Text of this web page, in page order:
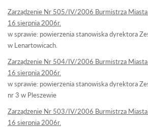
Zarządzenie Nr 505/IV/2006 Burmistrza Miasta
16 sierpnia 2006r.
w sprawie: powierzenia stanowiska dyrektora
w Lenartowicach.
Zarządzenie Nr 504/IV/2006 Burmistrza Miasta
16 sierpnia 2006r.
w sprawie: powierzenia stanowiska dyrektora
nr 3 w Pleszewie
Zarządzenie Nr 503/IV/2006 Burmistrza Miasta
16 sierpnia 2006r.